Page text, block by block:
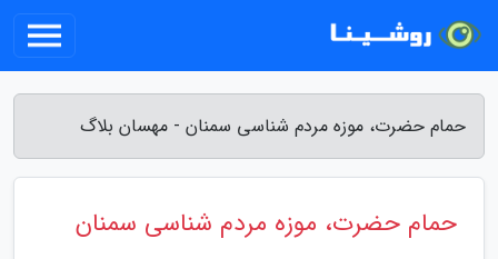
حمام حضرت، موزه مردم شناسی سمنان - مهسان بلاگ
حمام حضرت، موزه مردم شناسی سمنان